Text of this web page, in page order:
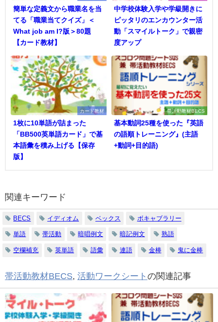
簡単な定義文から職業名を当
てる「職業当てクイズ」＜
What job am I?版＞80題
【カード教材】
中学校体験入学や学級開きに
ピッタリのエンカウンター活
動「スマイルトーク」で親密
度アップ
カード教材
1枚に10単語が詰まった
「BB500英単語カード」で基
本語彙を積み上げる【保存
版】
帯活動教材BECS
基本動詞25種を使った『英語
の語順トレーニング』(主語
+動詞+目的語)
関連キーワード
BECS イディオム ベックス ボキャブラリー
単語 帯活動 暗唱例文 暗記例文 熟語
空欄補充 英単語 語彙 連語 金棒 鬼に金棒
帯活動教材BECS, 活動ワークシート の関連記事